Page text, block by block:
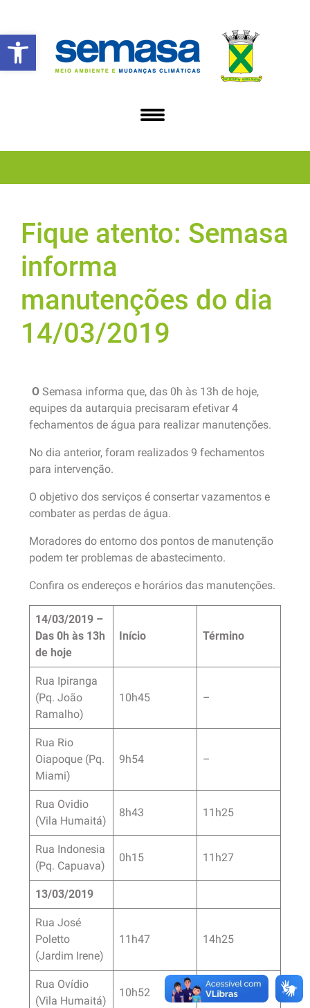
Abrir a barra de ferramentas
Fique atento: Semasa
informa
manutenções do dia
14/03/2019
O Semasa informa que, das 0h às 13h de hoje,
equipes da autarquia precisaram efetivar 4
fechamentos de água para realizar manutenções.
No dia anterior, foram realizados 9 fechamentos
para intervenção.
O objetivo dos serviços é consertar vazamentos e
combater as perdas de água.
Moradores do entorno dos pontos de manutenção
podem ter problemas de abastecimento.
Confira os endereços e horários das manutenções.
14/03/2019 –
Das 0h às 13h
de hoje
Início Término
Rua Ipiranga
(Pq. João
Ramalho)
10h45 –
Rua Rio
Oiapoque (Pq.
Miami)
9h54 –
Rua Ovidio
(Vila Humaitá)
8h43 11h25
Rua Indonesia
(Pq. Capuava)
0h15 11h27
13/03/2019
Rua José
Poletto
(Jardim Irene)
11h47 14h25
Rua Ovídio
(Vila Humaitá)
10h52 15h